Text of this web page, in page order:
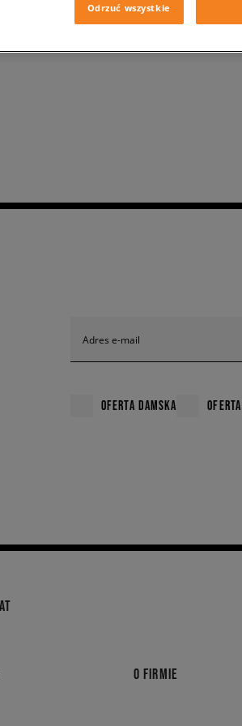
Adres e-mail
OFERTA DAMSKA
O FIRMIE
Odrzuć wszystkie